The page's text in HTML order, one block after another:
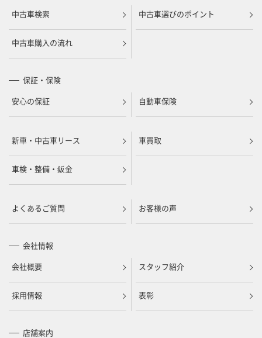
中古車検索
中古車選びのポイント
中古車購入の流れ
保証・保険
安心の保証
自動車保険
新車・中古車リース 車買取
車検・整備・鈑金
よくあるご質問 お客様の声
会社情報
会社概要
スタッフ紹介
採用情報 表彰
店舗案内